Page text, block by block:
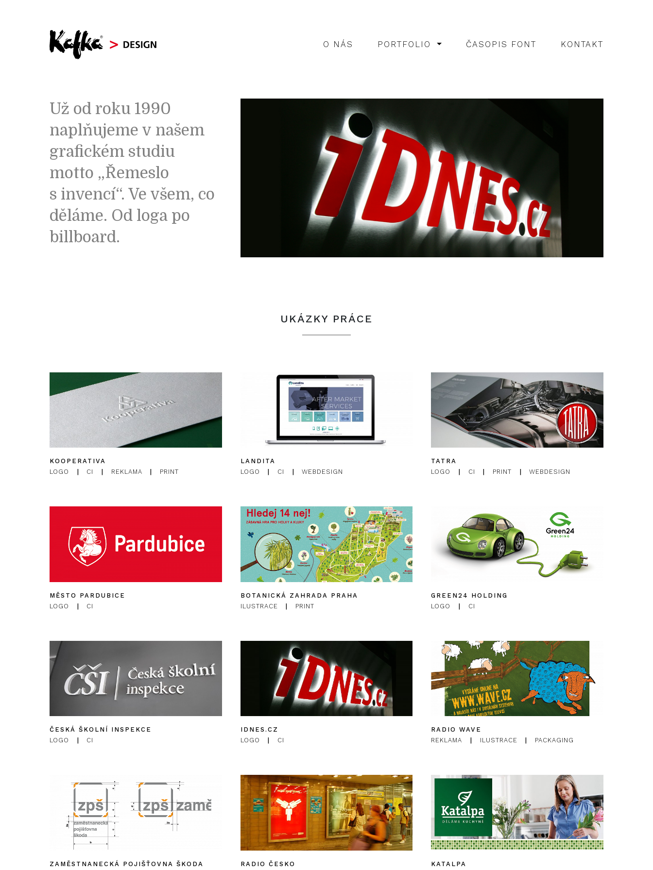
KAFKA > DESIGN
O NÁS PORTFOLIO ČASOPIS FONT KONTAKT
Už od roku 1990
naplňujeme v našem
grafickém studiu
motto „Řemeslo
s invencí“. Ve všem, co
děláme. Od loga po
billboard.
UKÁZKY PRÁCE
KOOPERATIVA
LOGO
CI REKLAMA PRINT
LANDITA
LOGO
CI WEBDESIGN
TATRA
LOGO
CI PRINT WEBDESIGN
MĚSTO PARDUBICE
LOGO
| CI
BOTANICKÁ ZAHRADA PRAHA
ILUSTRACE
| PRINT
GREEN24 HOLDING
LOGO
| CI
ČESKÁ ŠKOLNÍ INSPEKCE
LOGO
CI
IDNES.CZ
LOGO
CI
RADIO WAVE
REKLAMA
ILUSTRACE PACKAGING
ZAMĚSTNANECKÁ POJIŠŤOVNA ŠKODA RADIO ČESKO KATALPA